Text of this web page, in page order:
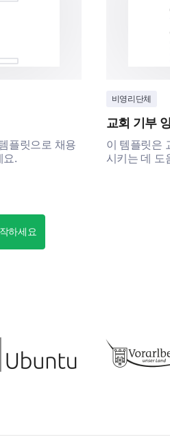
플릿으로 채용
요.
비영리단체
교회 기부
이 템플릿은
시키는 데 도
하세요